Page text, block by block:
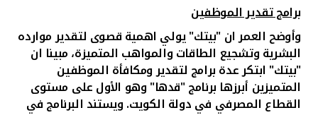
برامج تقدير الموظفين
وأوضح العمر ان "بيتك" يولي اهمية قصوى لتقدير موارده
البشرية وتشجيع الطاقات والمواهب المتميزة، مبينا ان
"بيتك" ابتكر عدة برامج لتقدير ومكافأة الموظفين
المتميزين أبرزها برنامج "قدها" وهو الأول على مستوى
القطاع المصرفي في دولة الكويت. ويستند البرنامج في